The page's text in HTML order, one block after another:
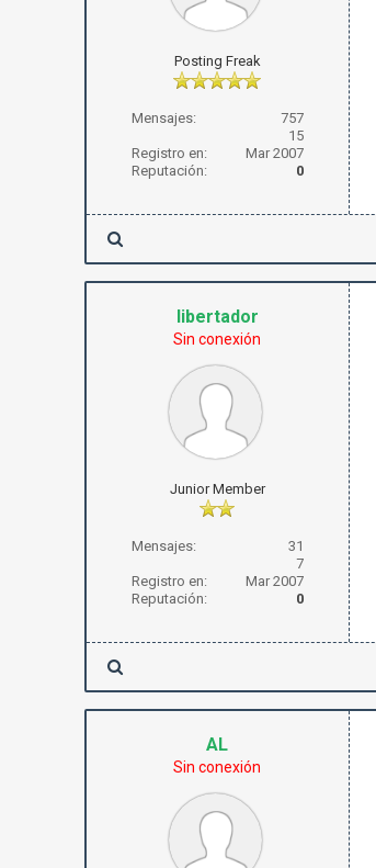
Posting Freak
Mensajes:
757
15
Registro en:
Mar 2007
Reputación:
0
libertador
Sin conexión
Junior Member
Mensajes:
31
7
Registro en:
Mar 2007
Reputación:
0
AL
Sin conexión